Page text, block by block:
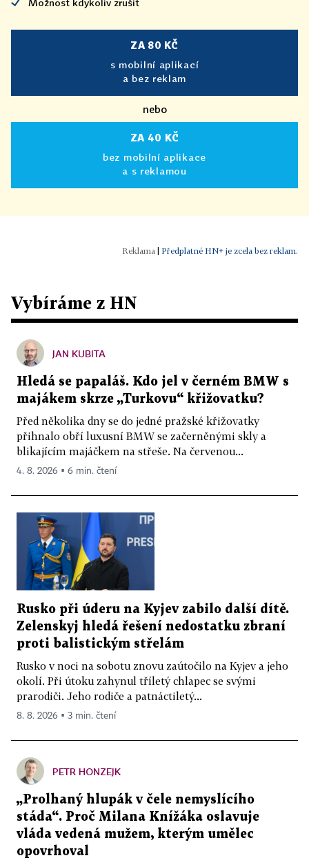
Možnost kdykoliv zrušit
ZA 80 KČ
s mobilní aplikací
a bez reklam
nebo
ZA 40 KČ
bez mobilní aplikace
a s reklamou
Předplatné HN+ je zcela bez reklam.
Vybíráme z HN
JAN KUBITA
Hledá se papaláš. Kdo jel v černém BMW s
majákem skrze „Turkovu“ křižovatku?
Před několika dny se do jedné pražské křižovatky
přihnalo obří luxusní BMW se začerněnými skly a
blikajícím majáčkem na střeše. Na červenou...
4. 8. 2026 ▪ 6 min. čtení
Rusko při úderu na Kyjev zabilo další dítě.
Zelenskyj hledá řešení nedostatku zbraní
proti balistickým střelám
Rusko v noci na sobotu znovu zaútočilo na Kyjev a jeho
okolí. Při útoku zahynul tříletý chlapec se svými
prarodiči. Jeho rodiče a patnáctiletý...
8. 8. 2026 ▪ 3 min. čtení
PETR HONZEJK
„Prolhaný hlupák v čele nemyslícího
stáda“. Proč Milana Knížáka oslavuje
vláda vedená mužem, kterým umělec
opovrhoval